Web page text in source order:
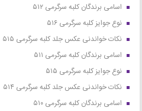
اسامی برندگان کلبه سرگرمی ۵۱۲
نوع جوایز کلبه سرگرمی ۵۱۶
نکات خواندنی عکس جلد کلبه سرگرمی ۵۱۵
اسامی برندگان کلبه سرگرمی ۵۱۱
نوع جوایز کلبه سرگرمی ۵۱۵
نکات خواندنی عکس جلد کلبه سرگرمی ۵۱۴
اسامی برندگان کلبه سرگرمی ۵۱۰